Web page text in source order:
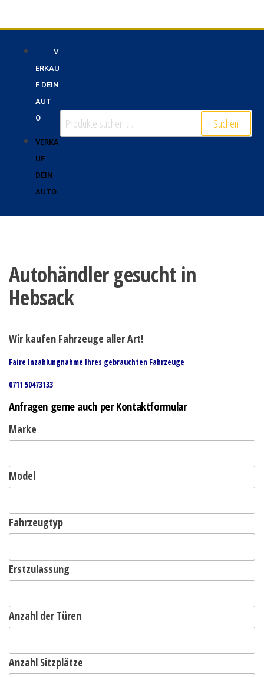
V
ERKAU
F DEIN
AUT
O
VERKA
UF
DEIN
AUTO
Suchen
Autohändler gesucht in
Hebsack
Wir kaufen Fahrzeuge aller Art!
Faire Inzahlungnahme Ihres gebrauchten Fahrzeuge
0711 50473133
Anfragen gerne auch per Kontaktformular
Marke
Model
Fahrzeugtyp
Erstzulassung
Anzahl der Türen
Anzahl Sitzplätze